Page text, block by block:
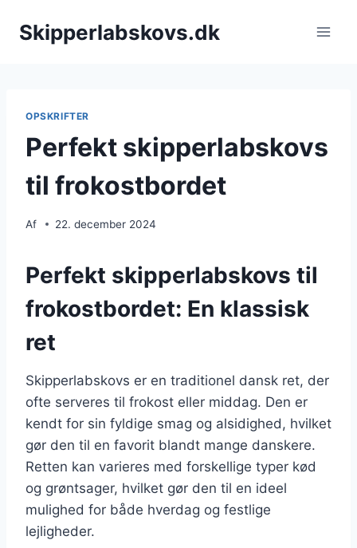
Skipperlabskovs.dk
OPSKRIFTER
Perfekt skipperlabskovs
til frokostbordet
Af 22. december 2024
Perfekt skipperlabskovs til
frokostbordet: En klassisk
ret
Skipperlabskovs er en traditionel dansk ret, der
ofte serveres til frokost eller middag. Den er
kendt for sin fyldige smag og alsidighed, hvilket
gør den til en favorit blandt mange danskere.
Retten kan varieres med forskellige typer kød
og grøntsager, hvilket gør den til en ideel
mulighed for både hverdag og festlige
lejligheder.